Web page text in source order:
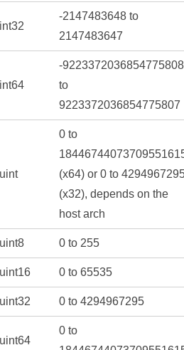
int32
-2147483648 to
2147483647
int64
-9223372036854775808
to
9223372036854775807
uint
0 to
(x64) or 0 to
(x32), depends on the
host arch
uint8 0 to 255
uint16 0 to 65535
uint32 0 to 4294967295
uint64
0 to